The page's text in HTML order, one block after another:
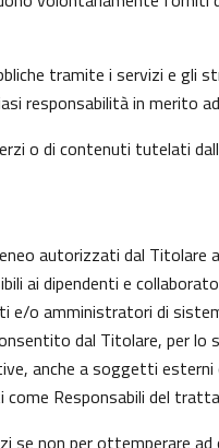
tramite i servizi e
responsabilità in merito
o di contenuti tutelati
autorizzati dal Titolare
ai dipendenti e
e/o amministratori di
dal Titolare, per
anche a soggetti
Responsabili del
non per ottemperare